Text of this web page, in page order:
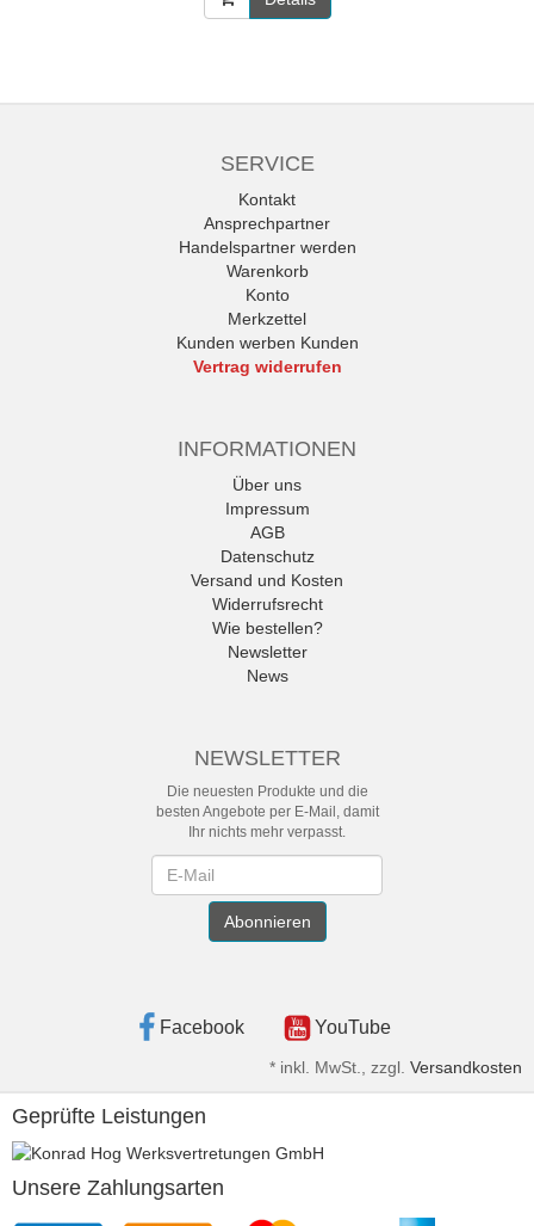
SERVICE
Kontakt
Ansprechpartner
Handelspartner werden
Warenkorb
Konto
Merkzettel
Kunden werben Kunden
Vertrag widerrufen
INFORMATIONEN
Über uns
Impressum
AGB
Datenschutz
Versand und Kosten
Widerrufsrecht
Wie bestellen?
Newsletter
News
NEWSLETTER
Die neuesten Produkte und die
besten Angebote per E-Mail, damit
Ihr nichts mehr verpasst.
Abonnieren
Facebook YouTube
* inkl. MwSt., zzgl. Versandkosten
Geprüfte Leistungen
Unsere Zahlungsarten